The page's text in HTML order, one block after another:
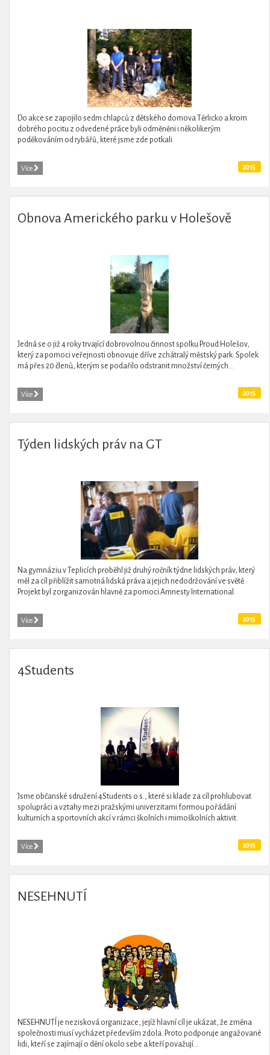
Do akce se zapojilo sedm chlapců z dětského domova Těrlicko a krom
dobrého pocitu z odvedené práce byli odměněni i několikerým
poděkováním od rybářů, které jsme zde potkali.
Více 2015
Obnova Amerického parku v Holešově
Jedná se o již 4 roky trvající dobrovolnou činnost spolku Proud Holešov,
který za pomoci veřejnosti obnovuje dříve zchátralý městský park. Spolek
má přes 20 členů, kterým se podařilo odstranit množství černých...
Více 2015
Týden lidských práv na GT
Na gymnáziu v Teplicích proběhl již druhý ročník týdne lidských práv, který
měl za cíl přiblížit samotná lidská práva a jejich nedodržování ve světě.
Projekt byl zorganizován hlavně za pomoci Amnesty International.
Více 2015
4Students
Jsme občanské sdružení 4Students o.s., které si klade za cíl prohlubovat
spolupráci a vztahy mezi pražskými univerzitami formou pořádání
kulturních a sportovních akcí v rámci školních i mimoškolních aktivit.
Více 2015
NESEHNUTÍ
NESEHNUTÍ je nezisková organizace, jejíž hlavní cíl je ukázat, že změna
společnosti musí vycházet především zdola. Proto podporuje angažované
lidi, kteří se zajímají o dění okolo sebe a kteří považují...